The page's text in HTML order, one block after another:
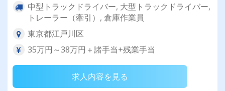
中型トラックドライバー, 大型トラックドライバー,
トレーラー（牽引）, 倉庫作業員
東京都江戸川区
35万円～38万円＋諸手当+残業手当
求人内容を見る